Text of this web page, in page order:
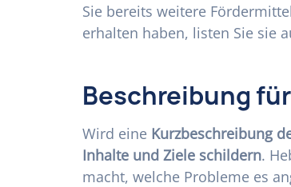
Sie bereits weitere
erhalten haben, listen Sie sie
Beschreibung
Wird eine Kurzbeschreibung
Inhalte und Ziele schildern.
macht, welche Probleme es